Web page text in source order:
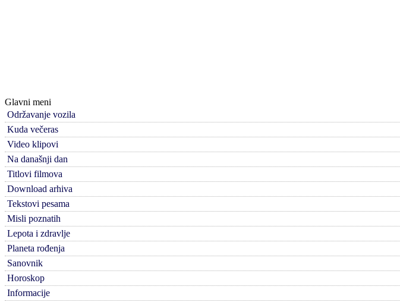
Glavni meni
Održavanje vozila
Kuda večeras
Video klipovi
Na današnji dan
Titlovi filmova
Download arhiva
Tekstovi pesama
Misli poznatih
Lepota i zdravlje
Planeta rođenja
Sanovnik
Horoskop
Informacije